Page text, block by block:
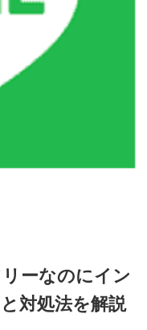
ーなのにイン
対処法を解説